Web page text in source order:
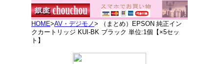
HOME>AV・デジモノ> （まとめ）EPSON 純正イン
クカートリッジ KUI-BK ブラック 単位:1個【×5セッ
ト】